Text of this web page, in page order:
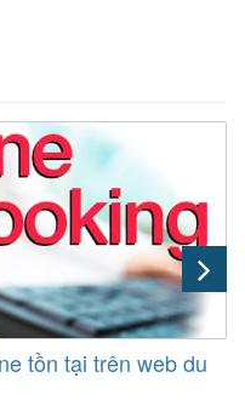
tồn tại trên web du